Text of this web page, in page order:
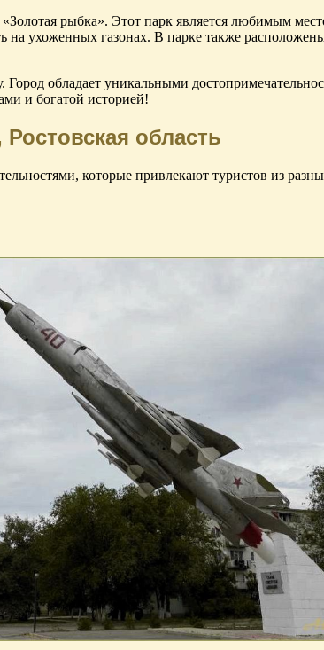
рыбка». Этот парк является любимым
на ухоженных газонах. В парке также
обладает уникальными
и богатой историей!
область
которые привлекают туристов из